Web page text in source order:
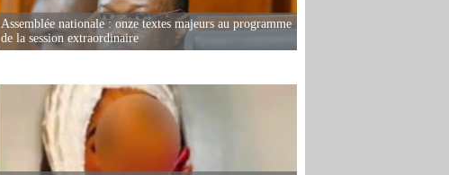
Assemblée nationale : onze textes majeurs au programme
de la session extraordinaire